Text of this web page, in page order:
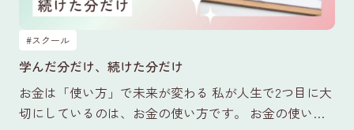
#スクール
学んだ分だけ、続けた分だけ
お金は「使い方」で未来が変わる 私が人生で2つ目に大
切にしているのは、お金の使い方です。 お金の使い方